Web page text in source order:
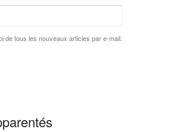
de tous les nouveaux articles par e-mail.